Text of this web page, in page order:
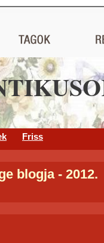
Friss
blogja - 2012.